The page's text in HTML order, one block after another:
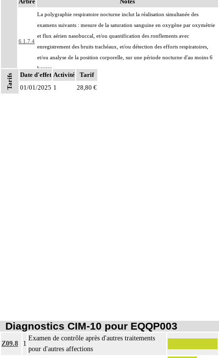
6.1.7.4
La polygraphie respiratoire nocturne inclut la réalisation simultanée des
examens suivants : mesure de la saturation sanguine en oxygène par oxymétrie
et flux aérien nasobuccal, et/ou quantification des ronflements avec
enregistrement des bruits trachéaux, et/ou détection des efforts respiratoires,
et/ou analyse de la position corporelle, sur une période nocturne d'au moins 6
heures.
6
Par thoracotomie, on entend : tout abord de la cavité thoracique - sternotomie,
thoracotomie latérale, thoracotomie postérieure -.
Tarifs Date d'effet Activité
Tarif
01/01/2025 1 28,80 €
Diagnostics CIM-10 pour EQQP003
Z09.8 1
Examen de contrôle après d'autres traitements
pour d'autres affections